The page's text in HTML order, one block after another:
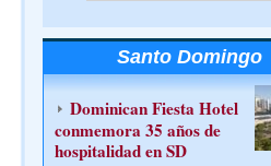
Santo Domingo
Dominican Fiesta Hotel
conmemora 35 años de
hospitalidad en SD